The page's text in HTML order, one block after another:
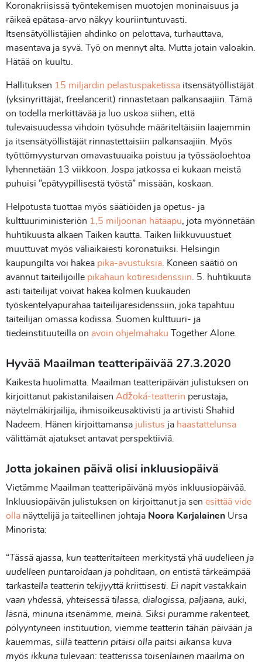
Koronakriisissä työntekemisen muotojen moninaisuus ja
räikeä epätasa-arvo näkyy kouriintuntuvasti.
Itsensätyöllistäjien ahdinko on pelottava, turhauttava,
masentava ja syvä. Työ on mennyt alta. Mutta jotain valoakin.
Hätää on kuultu.
Hallituksen 15 miljardin pelastuspaketissa itsensätyöllistäjät
(yksinyrittäjät, freelancerit) rinnastetaan palkansaajiin. Tämä
on todella merkittävää ja luo uskoa siihen, että
tulevaisuudessa vihdoin työsuhde määriteltäisiin laajemmin
ja itsensätyöllistäjät rinnastettaisiin palkansaajiin. Myös
työttömyysturvan omavastuuaika poistuu ja työssäoloehtoa
lyhennetään 13 viikkoon. Jospa jatkossa ei kukaan meistä
puhuisi ”epätyypillisestä työstä” missään, koskaan.
Helpotusta tuottaa myös säätiöiden ja opetus- ja
kulttuuriministeriön 1,5 miljoonan hätäapu, jota myönnetään
huhtikuusta alkaen Taiken kautta. Taiken liikkuvuustuet
muuttuvat myös väliaikaiesti koronatuiksi. Helsingin
kaupungilta voi hakea pika-avustuksia . Koneen säätiö on
avannut taiteilijoille pikahaun kotiresidenssiin . 5. huhtikuuta
asti taiteilijat voivat hakea kolmen kuukauden
työskentelyapurahaa taiteilijaresidenssiin, joka tapahtuu
taiteilijan omassa kodissa. Suomen kulttuuri- ja
tiedeinstituuteilla on avoin ohjelmahaku Together Alone.
Hyvää Maailman teatteripäivää 27.3.2020
Kaikesta huolimatta. Maailman teatteripäivän julistuksen on
kirjoittanut pakistanilaisen Aǆoká-teatterin perustaja,
näytelmäkirjailija, ihmisoikeusaktivisti ja artivisti Shahid
Nadeem. Hänen kirjoittamansa julistus ja haastattelunsa
välittämät ajatukset antavat perspektiiviä.
Jotta jokainen päivä olisi inkluusiopäivä
Vietämme Maailman teatteripäivänä myös inkluusiopäivää.
Inkluusiopäivän julistuksen on kirjoittanut ja sen esittää vide
olla näyttelijä ja taiteellinen johtaja Noora Karjalainen Ursa
Minorista:
“ Tässä ajassa, kun teatteritaiteen merkitystä yhä uudelleen ja
uudelleen puntaroidaan ja pohditaan, on entistä tärkeämpää
tarkastella teatterin tekijyyttä kriittisesti. Ei napit vastakkain
vaan yhdessä, yhteisessä tilassa, dialogissa, paljaana, auki,
läsnä, minuna itsenämme, meinä. Siksi puramme rakenteet,
pölyyntyneen instituution, viemme teatterin tähän päivään ja
kauemmas, sillä teatterin pitäisi olla paitsi aikansa kuva
myös ikkuna tulevaan: teatterissa toisenlainen maailma on